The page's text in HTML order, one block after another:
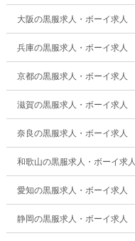
大阪の黒服求人・ボーイ求人
兵庫の黒服求人・ボーイ求人
京都の黒服求人・ボーイ求人
滋賀の黒服求人・ボーイ求人
奈良の黒服求人・ボーイ求人
和歌山の黒服求人・ボーイ求人
愛知の黒服求人・ボーイ求人
静岡の黒服求人・ボーイ求人